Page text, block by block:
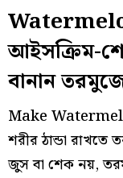
আইসক্রিম-
বানান
Make
শরীর ঠান্ডা
জুস বা শেক নয়,